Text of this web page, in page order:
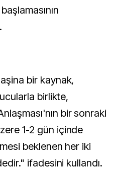
bir kaynak,
birlikte,
bir sonraki
1-2 gün içinde
beklenen her iki
ifadesini kullandı.